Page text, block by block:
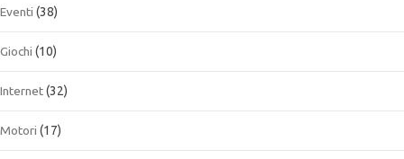
Eventi (38)
Giochi (10)
Internet(32)
Motori (17)